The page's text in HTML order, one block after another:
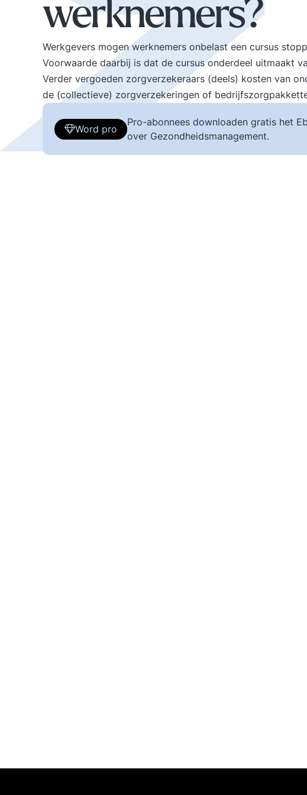
werknemers?
Werkgevers mogen werknemers onbelast een cursus
Voorwaarde daarbij is dat de cursus onderdeel uitmaakt
Verder vergoeden zorgverzekeraars (deels) kosten van
de (collectieve) zorgverzekeringen of
Word pro
Pro-abonnees downloaden gratis het
over Gezondheidsmanagement.